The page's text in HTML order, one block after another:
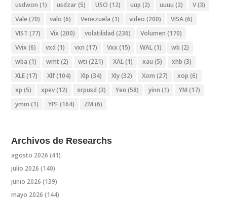
usdwon (1) usdzar(5) USO (12) uup (2) uuuu (2) V(3)
Vale (70) valo (6) Venezuela (1) video (200) VISA(6)
VIST (77) Vix (200) volatilidad (236) Volumen (170)
Vvix (6) vxd (1) vxn (17) Vxx (15) WAL(1) wb (2)
wba (1) wmt (2) wti (221) XAL(1) xau (5) xhb (3)
XLE(17) Xlf(104) Xlp (34) Xly(32) Xom (27) xop (6)
xp (5) xpev(12) xrpusd (3) Yen (58) yinn (1) YM (17)
ymm (1) YPF(164) ZM (6)
Archivos de Researchs
agosto 2026 (41)
julio 2026 (140)
junio 2026 (139)
mayo 2026 (144)